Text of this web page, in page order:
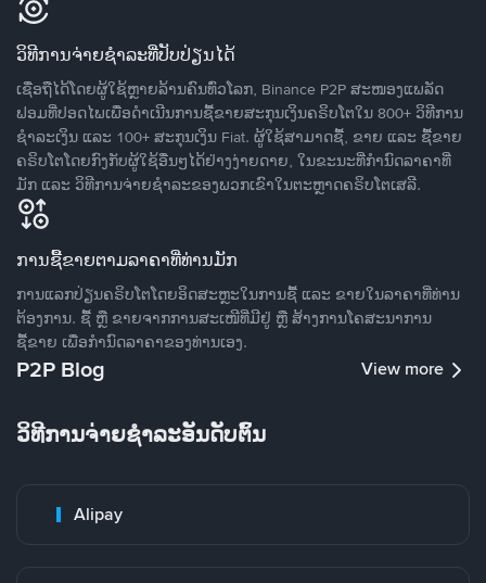
ວິທີການຈ່າຍຊຳລະທີ່ປັບປ່ຽນໄດ້
ເຊື່ອຖືໄດ້ໂດຍຜູ້ໃຊ້ຫຼາຍລ້ານຄົນທົ່ວໂລກ, Binance P2P ສະໜອງແພລັດ
ຟອມທີ່ປອດໄພເພື່ອດໍາເນີນການຊື້ຂາຍສະກຸນເງິນຄຣິບໂຕໃນ 800+ ວິທີການ
ຊໍາລະເງິນ ແລະ 100+ ສະກຸນເງິນ Fiat. ຜູ້ໃຊ້ສາມາດຊື້, ຂາຍ ແລະ ຊື້ຂາຍ
ຄຣິບໂຕໂດຍກົງກັບຜູ້ໃຊ້ອື່ນໆໄດ້ຢ່າງງ່າຍດາຍ, ໃນຂະນະທີ່ກໍານົດລາຄາທີ່
ມັກ ແລະ ວິທີການຈ່າຍຊຳລະຂອງພວກເຂົາໃນຕະຫຼາດຄຣິບໂຕເສລີ.
ການຊື້ຂາຍຕາມລາຄາທີ່ທ່ານມັກ
ການແລກປ່ຽນຄຣິບໂຕໂດຍອິດສະຫຼະໃນການຊື້ ແລະ ຂາຍໃນລາຄາທີ່ທ່ານ
ຕ້ອງການ. ຊື້ ຫຼື ຂາຍຈາກການສະເໜີທີ່ມີຢູ່ ຫຼື ສ້າງການໂຄສະນາການ
ຊື້ຂາຍ ເພື່ອກໍານົດລາຄາຂອງທ່ານເອງ.
P2P Blog View more
ວິທີການຈ່າຍຊຳລະອັນດັບຕົ້ນ
Alipay